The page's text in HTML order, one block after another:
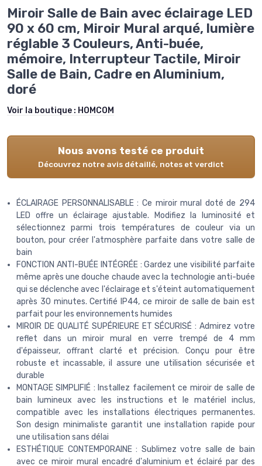
Miroir Salle de Bain avec éclairage LED
90 x 60 cm, Miroir Mural arqué, lumière
réglable 3 Couleurs, Anti-buée,
mémoire, Interrupteur Tactile, Miroir
Salle de Bain, Cadre en Aluminium,
doré
Voir la boutique : HOMCOM
Nous avons testé ce produit
Découvrez notre avis détaillé, notes et verdict
ÉCLAIRAGE PERSONNALISABLE : Ce miroir mural doté de 294
LED offre un éclairage ajustable. Modifiez la luminosité et
sélectionnez parmi trois températures de couleur via un
bouton, pour créer l'atmosphère parfaite dans votre salle de
bain
FONCTION ANTI-BUÉE INTÉGRÉE : Gardez une visibilité parfaite
même après une douche chaude avec la technologie anti-buée
qui se déclenche avec l'éclairage et s'éteint automatiquement
après 30 minutes. Certifié IP44, ce miroir de salle de bain est
parfait pour les environnements humides
MIROIR DE QUALITÉ SUPÉRIEURE ET SÉCURISÉ : Admirez votre
reflet dans un miroir mural en verre trempé de 4 mm
d'épaisseur, offrant clarté et précision. Conçu pour être
robuste et incassable, il assure une utilisation sécurisée et
durable
MONTAGE SIMPLIFIÉ : Installez facilement ce miroir de salle de
bain lumineux avec les instructions et le matériel inclus,
compatible avec les installations électriques permanentes.
Son design minimaliste garantit une installation rapide pour
une utilisation sans délai
ESTHÉTIQUE CONTEMPORAINE : Sublimez votre salle de bain
avec ce miroir mural encadré d'aluminium et éclairé par des